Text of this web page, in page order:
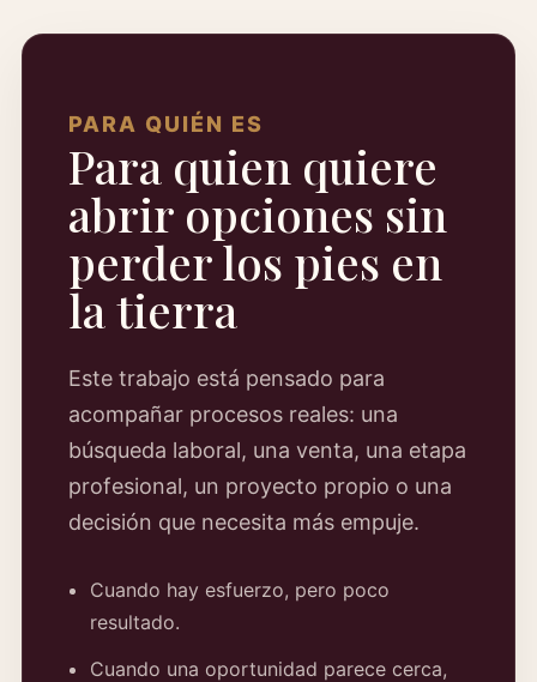
PARA QUIÉN ES
Para quien quiere
abrir opciones sin
perder los pies en
la tierra
Este trabajo está pensado para
acompañar procesos reales: una
búsqueda laboral, una venta, una etapa
profesional, un proyecto propio o una
decisión que necesita más empuje.
Cuando hay esfuerzo, pero poco
resultado.
Cuando una oportunidad parece cerca,